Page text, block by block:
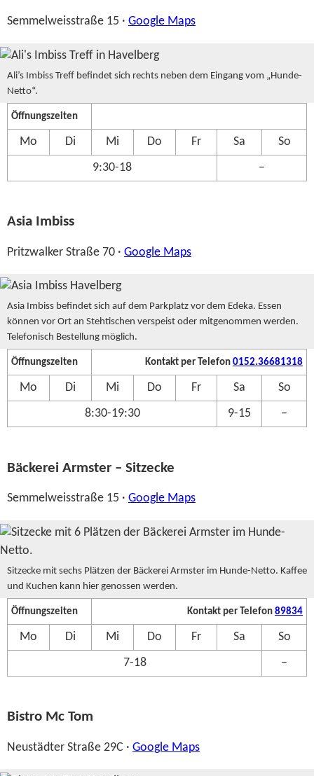
Semmelweisstraße 15 · Google Maps
Ali’s Imbiss Treff befindet sich rechts neben dem Eingang vom „Hunde-
Netto“.
Öffnungszeiten
Mo Di Mi Do Fr Sa So
9:30-18 –
Asia Imbiss
Pritzwalker Straße 70 · Google Maps
Asia Imbiss befindet sich auf dem Parkplatz vor dem Edeka. Essen
können vor Ort an Stehtischen verspeist oder mitgenommen werden.
Telefonisch Bestellung möglich.
Öffnungszeiten Kontakt per Telefon 0152.36681318
Mo Di Mi Do Fr Sa So
8:30-19:30 9-15 –
Bäckerei Armster – Sitzecke
Semmelweisstraße 15 · Google Maps
Sitzecke mit sechs Plätzen der Bäckerei Armster im Hunde-Netto. Kaffee
und Kuchen kann hier genossen werden.
Öffnungszeiten Kontakt per Telefon 89834
Mo Di Mi Do Fr Sa So
7-18 –
Bistro Mc Tom
Neustädter Straße 29C · Google Maps